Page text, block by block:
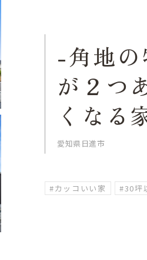
-角地
が２つ
くなる
愛知県日進市
#カッコいい家 #30坪